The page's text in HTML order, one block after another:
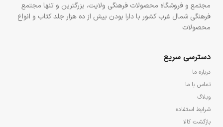
مجتمع و فروشگاه محصولات فرهنگی ولایت، بزرگترین و تنها مجتمع
فرهنگی شمال غرب کشور با دارا بودن بیش از ده هزار جلد کتاب و انواع
محصولات
دسترسی سریع
درباره ما
تماس با ما
وبلاگ
شرایط استفاده
بازگشت کالا